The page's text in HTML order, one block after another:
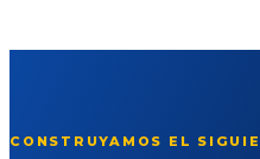
CONSTRUYAMOS EL